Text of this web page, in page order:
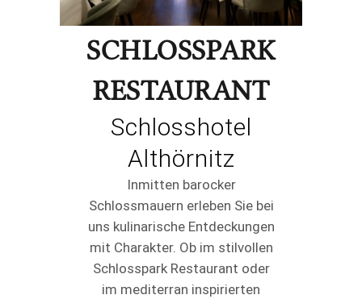
SCHLOSSPARK
RESTAURANT
Schlosshotel
Althörnitz
Inmitten barocker
Schlossmauern erleben Sie bei
uns kulinarische Entdeckungen
mit Charakter. Ob im stilvollen
Schlosspark Restaurant oder
im mediterran inspirierten